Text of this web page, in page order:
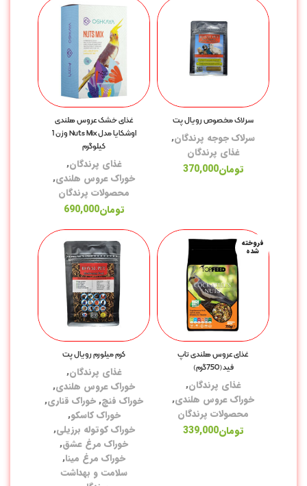
سرلاک مخصوص رویال پت
سرلاک جوجه پرندگان,
غذای پرندگان
تومان370,000
غذای خشک عروس هلندی
اوشکایا مدل Nuts Mix وزن 1
کیلوگرم
غذای پرندگان,
خوراک عروس هلندی,
محصولات پرندگان
تومان690,000
فروخته
شده
غذای عروس هلندی تاپ
فید(750گرم)
غذای پرندگان,
خوراک عروس هلندی,
محصولات پرندگان
تومان339,000
کرم میلورم رویال پت
غذای پرندگان,
خوراک عروس هلندی,
خوراک فنچ,خوراک قناری,
خوراک کاسکو,
خوراک کوتوله برزیلی,
خوراک مرغ عشق,
خوراک مرغ مینا,
سلامت و بهداشت